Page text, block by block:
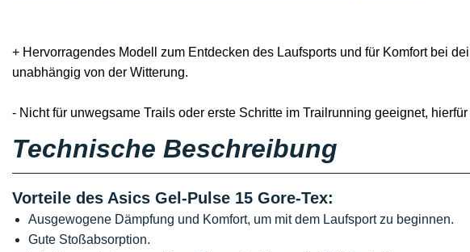
+ Hervorragendes Modell zum Entdecken des Laufsports und für Komfort bei
unabhängig von der Witterung.
- Nicht für unwegsame Trails oder erste Schritte im Trailrunning geeignet,
Technische Beschreibung
Vorteile des Asics Gel-Pulse 15 Gore-Tex:
Ausgewogene Dämpfung und Komfort, um mit dem Laufsport zu beginnen.
Gute Stoßabsorption.